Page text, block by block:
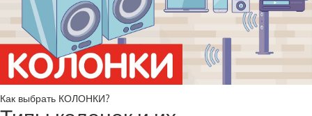
Как выбрать КОЛОНКИ?